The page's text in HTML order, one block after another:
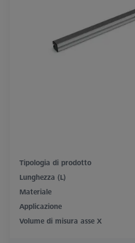
Tipologia di prodotto
Lunghezza (L)
Materiale
Applicazione
Volume di misura asse X